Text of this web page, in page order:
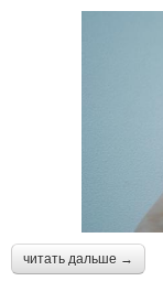
читать дальше →